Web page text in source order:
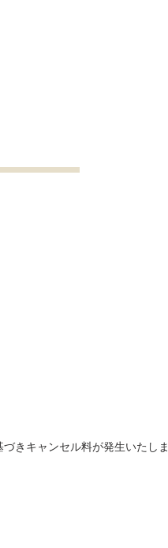
きキャンセル料が発生いたしま